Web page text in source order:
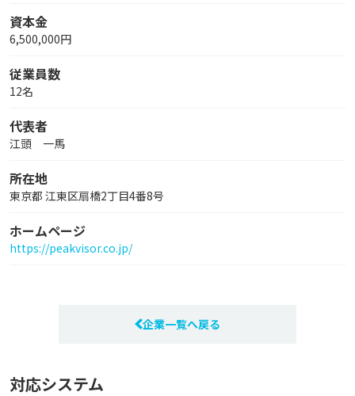
資本金
6,500,000円
従業員数
12名
代表者
江頭 一馬
所在地
東京都 江東区扇橋2丁目4番8号
ホームページ
https://peakvisor.co.jp/
企業一覧へ戻る
対応システム